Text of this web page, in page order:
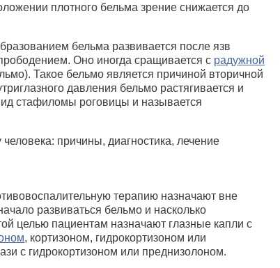
плотного бельма зрение снижается до
бельма развивается после язв
Оно иногда сращивается с радужной
Такое бельмо является причиной вторичной
давления бельмо растягивается и
стафиломы роговицы и называется
терапию назначают вне
развиваться бельмо и насколько
целью пациентам назначают глазные капли с
, кортизоном, гидрокортизоном или
с гидрокортизоном или преднизолоном.